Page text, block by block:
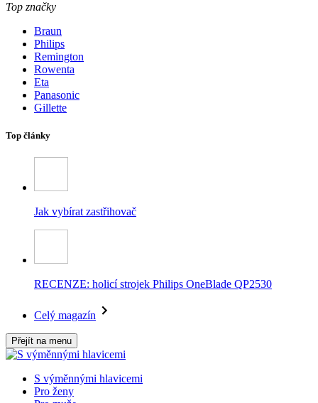
Top značky
Braun
Philips
Remington
Rowenta
Eta
Panasonic
Gillette
Top články
Jak vybírat zastřihovač
RECENZE: holicí strojek Philips OneBlade QP2530
Celý magazín
Přejít na menu
S výměnnými hlavicemi
Pro ženy